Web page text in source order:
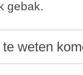
gebak.
te weten